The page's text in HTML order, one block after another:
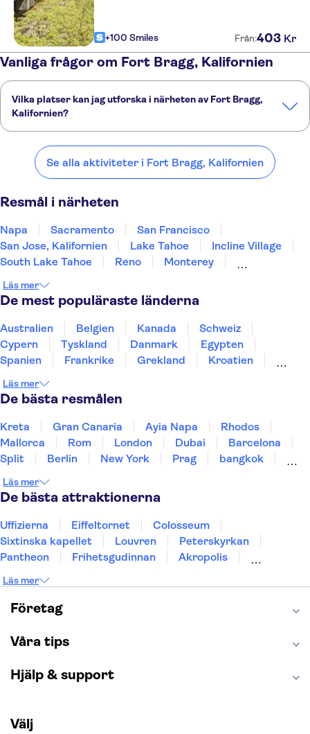
+100 Smiles Från:403 Kr
Vanliga frågor om Fort Bragg, Kalifornien
Vilka platser kan jag utforska i närheten av Fort Bragg,
Kalifornien?
Bragg, Kalifornien:
San Jose, Kalifornien
Se alla aktiviteter i Fort Bragg, Kalifornien
Resmål i närheten
Napa Sacramento
San Francisco
San Jose, Kalifornien
Lake Tahoe
Incline Village
South Lake Tahoe
Reno
Monterey
Eugene, Oregon
San Luis Obispo
Läs mer
De mest populäraste länderna
Australien Belgien Kanada
Schweiz
Cypern
Tyskland Danmark
Egypten
Spanien
Frankrike Grekland
Kroatien
Sverige
Thailand
Läs mer
De bästa resmålen
Kreta Gran Canaria Ayia Napa
Rhodos
Mallorca
Rom London Dubai
Barcelona
Split
Berlin New York Prag
bangkok
Uppsala
Helsingborg
Läs mer
De bästa attraktionerna
Uffizierna Eiffeltornet
Colosseum
Sixtinska kapellet
Louvren
Peterskyrkan
Pantheon
Frihetsgudinnan
Akropolis
Burj Khalifa
Keukenhof
Alcatraz
Saltgruvan i Wieliczka
London Dungeon
Läs mer
Företag
Våra tips
Hjälp & support
Välj